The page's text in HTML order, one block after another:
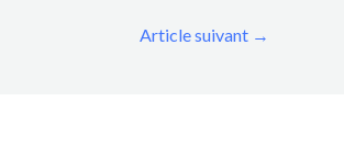
Article suivant →